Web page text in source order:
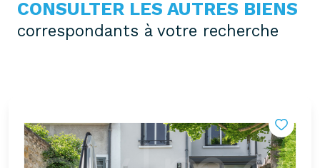
CONSULTER LES AUTRES BIENS
correspondants à votre recherche